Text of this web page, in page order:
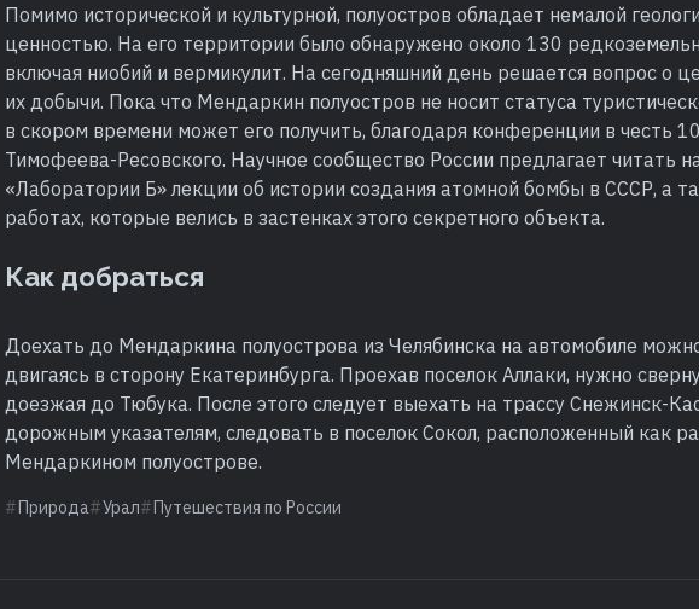
Помимо исторической и культурной, полуостров обладает немалой
ценностью. На его территории было обнаружено около 130
включая ниобий и вермикулит. На сегодняшний день решается вопрос о
их добычи. Пока что Мендаркин полуостров не носит статуса
в скором времени может его получить, благодаря конференции в честь
Тимофеева-Ресовского. Научное сообщество России предлагает читать
«Лаборатории Б» лекции об истории создания атомной бомбы в СССР, а
работах, которые велись в застенках этого секретного объекта.
Как добраться
Доехать до Мендаркина полуострова из Челябинска на автомобиле
двигаясь в сторону Екатеринбурга. Проехав поселок Аллаки, нужно
доезжая до Тюбука. После этого следует выехать на трассу Снежинск-
дорожным указателям, следовать в поселок Сокол, расположенный как
Мендаркином полуострове.
Природа Урал Путешествия по России